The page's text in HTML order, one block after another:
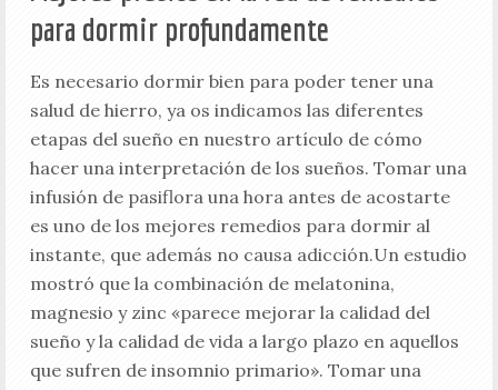
para dormir profundamente
Es necesario dormir bien para poder tener una
salud de hierro, ya os indicamos las diferentes
etapas del sueño en nuestro artículo de cómo
hacer una interpretación de los sueños. Tomar una
infusión de pasiflora una hora antes de acostarte
es uno de los mejores remedios para dormir al
instante, que además no causa adicción.Un estudio
mostró que la combinación de melatonina,
magnesio y zinc «parece mejorar la calidad del
sueño y la calidad de vida a largo plazo en aquellos
que sufren de insomnio primario». Tomar una